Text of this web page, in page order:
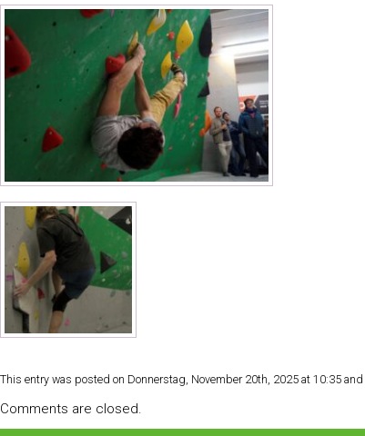
This entry was posted on Donnerstag, November 20th, 2025 at 10:35
Comments are closed.